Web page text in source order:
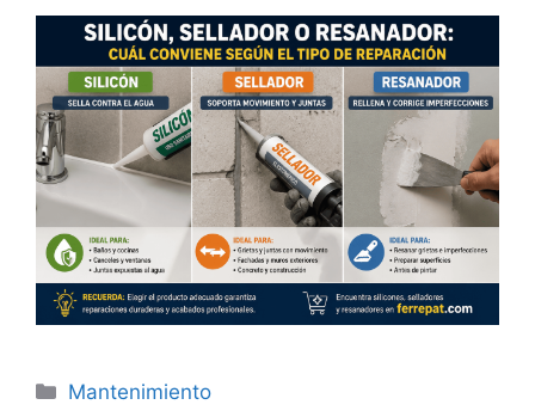
Categorías
Mantenimiento